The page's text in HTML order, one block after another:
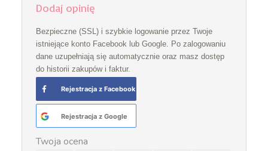
Dodaj opinię
Bezpieczne (SSL) i szybkie logowanie przez Twoje
istniejące konto Facebook lub Google. Po zalogowaniu
dane uzupełniają się automatycznie oraz masz dostęp
do historii zakupów i faktur.
Rejestracja z Facebook
Rejestracja z Google
Twoja ocena